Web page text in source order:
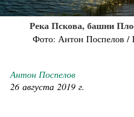
Река Пскова, башни
Фото: Антон Поспелов /
Антон Поспелов
26 августа 2019 г.